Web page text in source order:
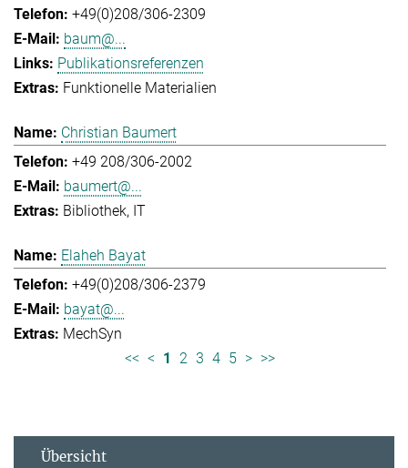
+49(0)208/306-2309
baum@...
Publikationsreferenzen
Funktionelle Materialien
Christian Baumert
+49 208/306-2002
baumert@...
Bibliothek IT
Elaheh Bayat
+49(0)208/306-2379
bayat@...
MechSyn
<< < 1 2 3 4 5 > >>
Übersicht